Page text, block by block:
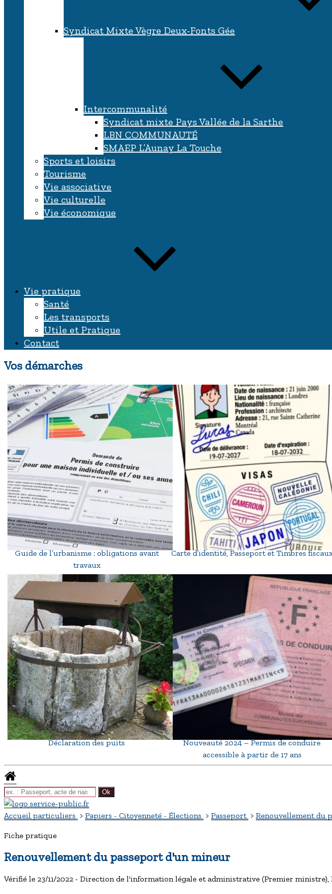
Syndicat Mixte Vègre Deux-Fonts Gée
Intercommunalité
Syndicat mixte Pays Vallée de la Sarthe
LBN COMMUNAUTÉ
SMAEP L’Aunay La Touche
Sports et loisirs
Tourisme
Vie associative
Vie culturelle
Vie économique
Vie pratique
Santé
Les transports
Utile et Pratique
Contact
Vos démarches
Guide de l’urbanisme : obligations avant
travaux
Carte d’identité, Passeport et Timbres
Déclaration des puits
Nouveauté 2024 – Permis de conduire
accessible à partir de 17 ans
Accueil particuliers > Papiers - Citoyenneté - Élections > Passeport > Renouvellement du
Fiche pratique
Renouvellement du passeport d'un mineur
Vérifié le 23/11/2022 - Direction de l'information légale et administrative (Premier